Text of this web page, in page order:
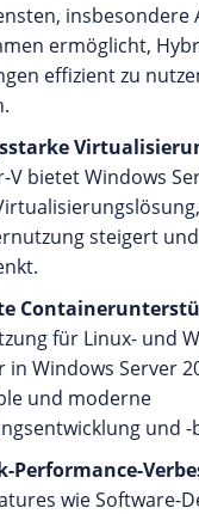
insbesondere
ermöglicht,
effizient zu
V bietet Windows
steigert
für Linux- und
in Windows Server
und moderne
und
Performance-
wie Software-